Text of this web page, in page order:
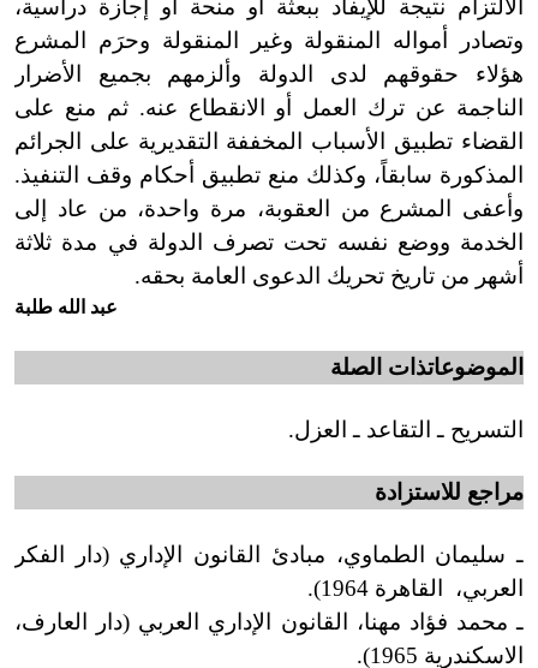
الالتزام نتيجة للإيفاد ببعثة أو منحة أو إجازة دراسية،
وتصادر أمواله المنقولة وغير المنقولة وحرَم المشرع
هؤلاء حقوقهم لدى الدولة وألزمهم بجميع الأضرار
الناجمة عن ترك العمل أو الانقطاع عنه.ثم منع على
القضاء تطبيق الأسباب المخففة التقديرية على الجرائم
المذكورة سابقاً، وكذلك منع تطبيق أحكام وقف التنفيذ.
وأعفى المشرع من العقوبة، مرة واحدة، من عاد إلى
الخدمة ووضع نفسه تحت تصرف الدولة في مدة ثلاثة
أشهر من تاريخ تحريك الدعوى العامة بحقه.
عبد الله طلبة
الموضوعاتذات الصلة
التسريح ـ التقاعد ـ العزل.
مراجع للاستزادة
ـ سليمان الطماوي، مبادئ القانون الإداري (دار الفكر
العربي،
القاهرة 1964).
ـ محمد فؤاد مهنا، القانون الإداري العربي (دار العارف،
الاسكندرية